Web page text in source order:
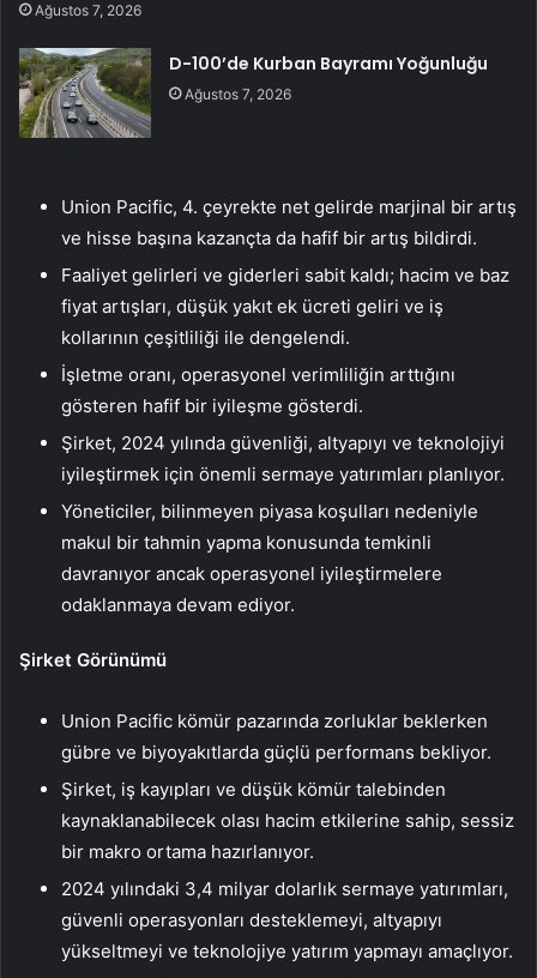
Ağustos 7, 2026
D-100’de Kurban Bayramı Yoğunluğu
Ağustos 7, 2026
Union Pacific, 4. çeyrekte net gelirde marjinal bir artış
ve hisse başına kazançta da hafif bir artış bildirdi.
Faaliyet gelirleri ve giderleri sabit kaldı; hacim ve baz
fiyat artışları, düşük yakıt ek ücreti geliri ve iş
kollarının çeşitliliği ile dengelendi.
İşletme oranı, operasyonel verimliliğin arttığını
gösteren hafif bir iyileşme gösterdi.
Şirket, 2024 yılında güvenliği, altyapıyı ve teknolojiyi
iyileştirmek için önemli sermaye yatırımları planlıyor.
Yöneticiler, bilinmeyen piyasa koşulları nedeniyle
makul bir tahmin yapma konusunda temkinli
davranıyor ancak operasyonel iyileştirmelere
odaklanmaya devam ediyor.
Şirket Görünümü
Union Pacific kömür pazarında zorluklar beklerken
gübre ve biyoyakıtlarda güçlü performans bekliyor.
Şirket, iş kayıpları ve düşük kömür talebinden
kaynaklanabilecek olası hacim etkilerine sahip, sessiz
bir makro ortama hazırlanıyor.
2024 yılındaki 3,4 milyar dolarlık sermaye yatırımları,
güvenli operasyonları desteklemeyi, altyapıyı
yükseltmeyi ve teknolojiye yatırım yapmayı amaçlıyor.